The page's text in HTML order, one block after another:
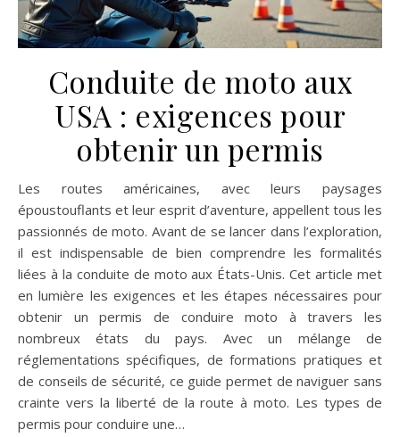
Conduite de moto aux
USA : exigences pour
obtenir un permis
Les routes américaines, avec leurs paysages
époustouflants et leur esprit d’aventure, appellent tous les
passionnés de moto. Avant de se lancer dans l’exploration,
il est indispensable de bien comprendre les formalités
liées à la conduite de moto aux États-Unis. Cet article met
en lumière les exigences et les étapes nécessaires pour
obtenir un permis de conduire moto à travers les
nombreux états du pays. Avec un mélange de
réglementations spécifiques, de formations pratiques et
de conseils de sécurité, ce guide permet de naviguer sans
crainte vers la liberté de la route à moto. Les types de
permis pour conduire une…